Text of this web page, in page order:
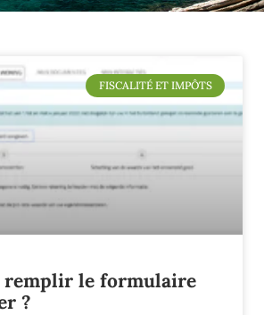
FISCALITÉ ET IMPÔTS
remplir le formulaire
?